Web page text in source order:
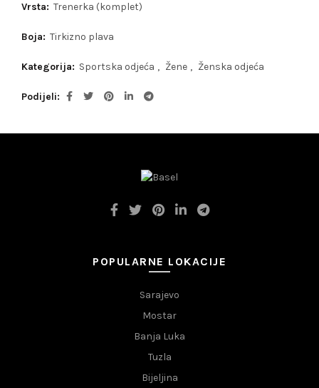
Vrsta: Trenerka (komplet)
Boja: Tirkizno plava
Kategorija: Sportska odjeća , Žene , Ženska odjeća
Podijeli
POPULARNE LOKACIJE
Sarajevo
Mostar
Banja Luka
Tuzla
Bijeljina